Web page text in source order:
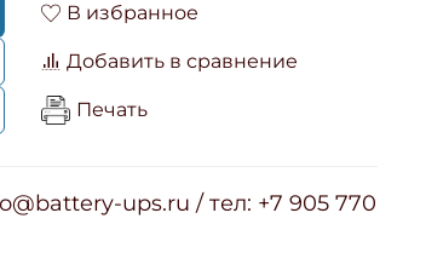
В избранное
Добавить в сравнение
Печать
ups.ru / тел: +7 905 770